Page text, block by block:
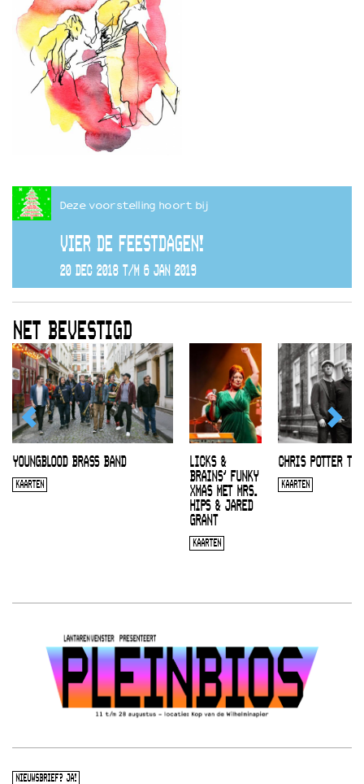
Deze voorstelling hoort bij
VIER DE FEESTDAGEN!
20 DEC 2018 T/M 6 JAN 2019
NET BEVESTIGD
YOUNGBLOOD BRASS BAND
KAARTEN
LICKS &
BRAINS’ FUNKY
XMAS MET MRS.
HIPS & JARED
GRANT
KAARTEN
CHRIS POTTER
KAARTEN
NIEUWSBRIEF? JA!